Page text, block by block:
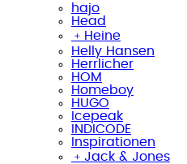
hajo
Head
﹢ Heine
Helly Hansen
Herrlicher
HOM
Homeboy
HUGO
Icepeak
INDICODE
Inspirationen
﹢ Jack & Jones